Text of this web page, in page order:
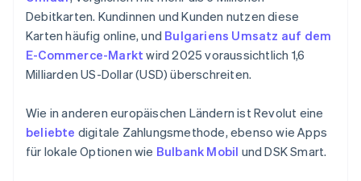
Debitkarten. Kundinnen und Kunden nutzen diese
Karten häufig online, und Bulgariens Umsatz auf dem
E-Commerce-Markt wird 2025 voraussichtlich 1,6
Milliarden US-Dollar (USD) überschreiten.
Wie in anderen europäischen Ländern ist Revolut eine
beliebte digitale Zahlungsmethode, ebenso wie Apps
für lokale Optionen wie Bulbank Mobil und DSK Smart.